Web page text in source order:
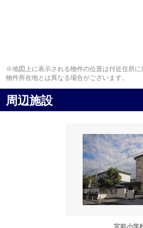
※地図上に表示される物件の位置は付近住所
物件所在地とは異なる場合がございます。
周辺施設
宮前小学